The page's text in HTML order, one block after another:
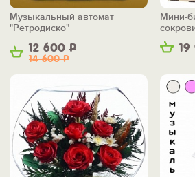
12 600 Р
14 600Р
Музыкальный автомат
"Ретродиско"
19
Мини-